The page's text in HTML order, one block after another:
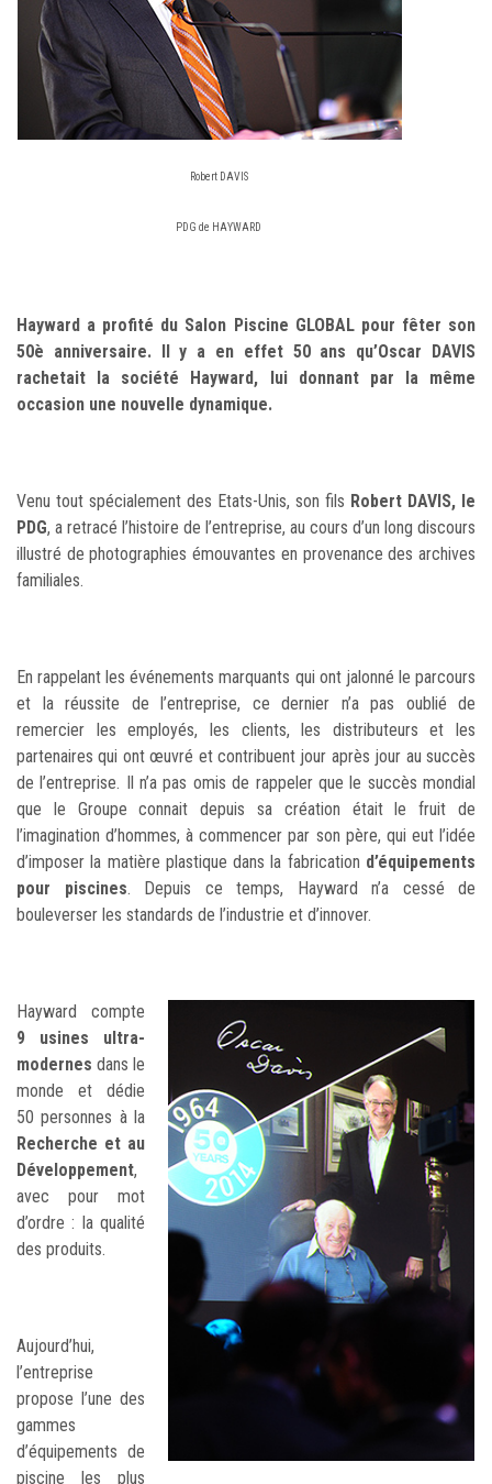
Robert DAVIS
PDG de HAYWARD
Hayward a profité du Salon Piscine GLOBAL pour fêter son
50è anniversaire. Il y a en effet 50 ans qu’Oscar DAVIS
rachetait la société Hayward, lui donnant par la même
occasion une nouvelle dynamique.
Venu tout spécialement des Etats-Unis, son fils Robert DAVIS, le
PDG, a retracé l’histoire de l’entreprise, au cours d’un long discours
illustré de photographies émouvantes en provenance des archives
familiales.
En rappelant les événements marquants qui ont jalonné le parcours
et la réussite de l’entreprise, ce dernier n’a pas oublié de
remercier les employés, les clients, les distributeurs et les
partenaires qui ont œuvré et contribuent jour après jour au succès
de l’entreprise. Il n’a pas omis de rappeler que le succès mondial
que le Groupe connait depuis sa création était le fruit de
l’imagination d’hommes, à commencer par son père, qui eut l’idée
d’imposer la matière plastique dans la fabrication d’équipements
pour piscines. Depuis ce temps, Hayward n’a cessé de
bouleverser les standards de l’industrie et d’innover.
Hayward compte
9 usines ultra-
modernes dans le
monde et dédie
50 personnes à la
Recherche et au
Développement,
avec pour mot
d’ordre : la qualité
des produits.
Aujourd’hui,
l’entreprise
propose l’une des
gammes
d’équipements de
piscine les plus